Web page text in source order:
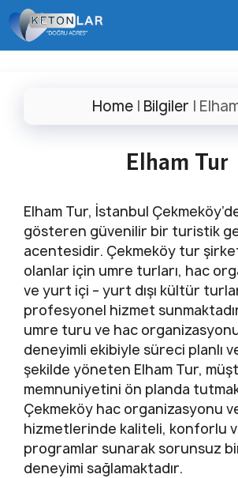
İçeriğe
atla
Home | Bilgiler |
Elham Tur
Elham Tur, İstanbul
gösteren güvenilir bir turistik
acentesidir. Çekmeköy tur
olanlar için umre turları, hac
ve yurt içi – yurt dışı kültür
profesyonel hizmet
umre turu ve hac
deneyimli ekibiyle süreci planlı
şekilde yöneten Elham Tur,
memnuniyetini ön planda
Çekmeköy hac organizasyonu
hizmetlerinde kaliteli, konforlu
programlar sunarak sorunsuz
deneyimi sağlamaktadır.